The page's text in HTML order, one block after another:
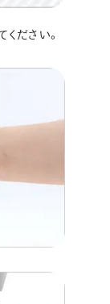
ください。